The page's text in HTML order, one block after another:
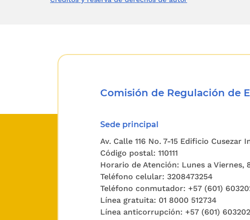
este año en
2020. Estas
debe
que los
diferencia de
para el
Comisión de Regulación de
Sede principal
Av. Calle 116 No. 7-15 Edificio Cusezar
Código postal: 110111
Horario de Atención: Lunes a Viernes,
Teléfono celular: 3208473254
Teléfono conmutador: +57 (601)
Línea gratuita: 01 8000 512734
Línea anticorrupción: +57 (601)